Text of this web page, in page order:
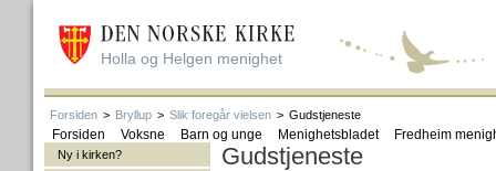
Holla og Helgen menighet
Forsiden > Bryllup > Slik foregår vielsen > Gudstjeneste
Forsiden Voksne Barn og unge Menighetsbladet Fredheim
Ny i kirken?
Gudstjeneste